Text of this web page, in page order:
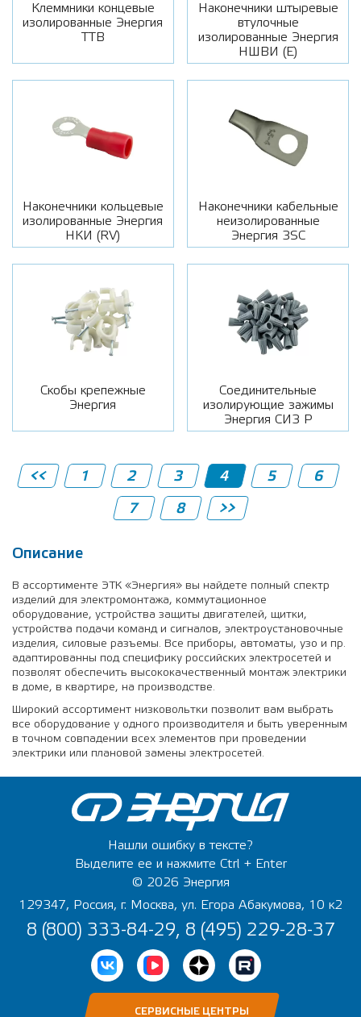
Клеммники концевые
изолированные Энергия
ТТВ
Наконечники штыревые
втулочные
изолированные Энергия
НШВИ (E)
Наконечники кольцевые
изолированные Энергия
НКИ (RV)
Наконечники кабельные
неизолированные
Энергия 3SC
Скобы крепежные
Энергия
Соединительные
изолирующие зажимы
Энергия СИЗ Р
<< 1 2 3 4 5
6
7
8 >>
Описание
В ассортименте ЭТК «Энергия» вы найдете полный спектр
изделий для электромонтажа, коммутационное
оборудование, устройства защиты двигателей, щитки,
устройства подачи команд и сигналов, электроустановочные
изделия, силовые разъемы. Все приборы, автоматы, узо и пр.
адаптированны под специфику российских электросетей и
позволят обеспечить высококачественный монтаж электрики
в доме, в квартире, на производстве.
Широкий ассортимент низковольтки позволит вам выбрать
все оборудование у одного производителя и быть уверенным
в точном совпадении всех элементов при проведении
электрики или плановой замены электросетей.
Нашли ошибку в тексте?
Выделите ее и нажмите Ctrl + Enter
© 2026 Энергия
129347, Россия, г. Москва, ул. Егора Абакумова, 10 к2
8 (800) 333-84-29, 8 (495) 229-28-37
СЕРВИСНЫЕ ЦЕНТРЫ